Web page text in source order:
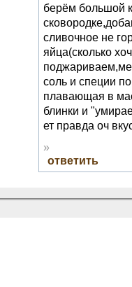
берём большой
сливочное не
яйца(сколько
соль и специи
плавающая в
блинки и
ет правда оч
»
ответить